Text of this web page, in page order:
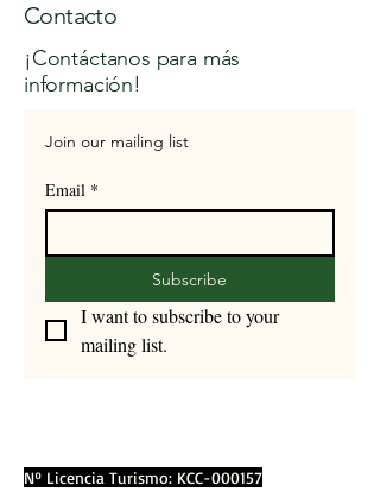
Contacto
¡Contáctanos para más
información!
Join our mailing list
Email *
Subscribe
I want to subscribe to your
mailing list.
Nº Licencia Turismo: KCC-000157